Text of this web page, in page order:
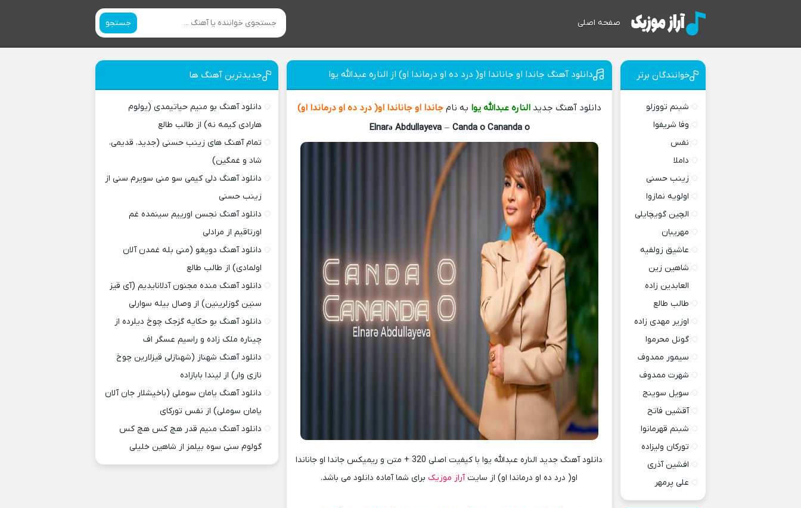
صفحه اصلی جستجو
دانلود آهنگ جاندا او جاناندا او( درد ده او درماندا او) از الناره عبدالله یوا
دانلود آهنگ جدیدالناره عبدالله یوا به نامجاندا او جاناندا او( درد ده او درماندا او)
Elnarə Abdullayeva – Canda o Cananda o
دانلود آهنگ جدید الناره عبدالله یوا با کیفیت اصلی 320 + متن و ریمیکس جاندا او جاناندا
او( درد ده او درماندا او) از سایتآراز موزیک برای شما آماده دانلود می باشد.
خوانندگان برتر
شبنم تووزلو
وفا شریفوا
نفس
داملا
زینب حسنی
اولویه نمازوا
الچین گویچایلی
مهریبان
عاشیق زولفیه
شاهین زین
العابدین زاده
طالب طالع
اوزیر مهدی زاده
گونل محرموا
سیمور ممدوف
شهرت ممدوف
سویل سوینج
آقشین فاتح
شبنم قهرمانوا
تورکان ولیزاده
افشین آذری
علی پرمهر
جدیدترین آهنگ ها
دانلود آهنگ بو منیم حیاتیمدی (یولوم
هارادی کیمه نه) از طالب طالع
تمام آهنگ های زینب حسنی (جدید، قدیمی،
شاد و غمگین)
دانلود آهنگ دلی کیمی سو منی سویرم سنی از
زینب حسنی
دانلود آهنگ نجسن اورییم سینمده غم
اورتاقیم از مرادلی
دانلود آهنگ دویغو (منی بله غمدن آلان
اولمادی) از طالب طالع
دانلود آهنگ منده مجنون آدلانایدیم (آی قیز
سنین گوزلرینین) از وصال بیله سوارلی
دانلود آهنگ بو حکایه گزجک چوخ دیلرده از
چیناره ملک زاده و راسیم عسگر اف
دانلود آهنگ شهناز (شهنازلی قیزلارین چوخ
نازی وار) از لیندا بابازاده
دانلود آهنگ یامان سوملی (باخیشلار جان آلان
یامان سوملی) از نفس تورکای
دانلود آهنگ منیم قدر هچ کس هچ کس
گولوم سنی سوه بیلمز از شاهین خلیلی